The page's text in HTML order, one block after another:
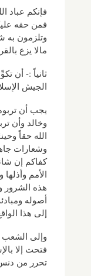
فإنكم عباد
فمن حقه
وتلزمون به
مالا يزع
ثانياً :- أن
الجيش
يجب أن
وخالد وأن
الله حقاً
وشعارات
كفاكم إن
الأمم
هذه الشرور
أصوله
إلى هذا
وإلى
فتحت إلا
تحرر من دنس